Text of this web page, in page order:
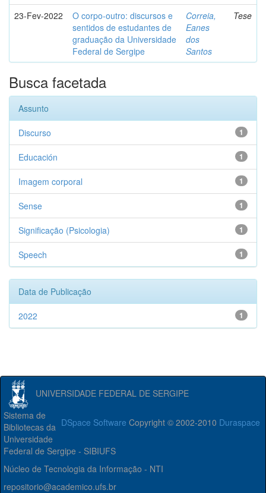
23-Fev-2022
O corpo-outro: discursos e
sentidos de estudantes de
graduação da Universidade
Federal de Sergipe
Correia,
Eanes
dos
Santos
Tese
Busca facetada
Assunto
1
Discurso
1
Educación
1
Imagem corporal
1
Sense
1
Significação (Psicologia)
1
Speech
Data de Publicação
1
2022
UNIVERSIDADE FEDERAL DE SERGIPE
DSpace Software Copyright © 2002-2010 Duraspace
Sistema de
Bibliotecas da
Universidade
Federal de Sergipe - SIBIUFS
Núcleo de Tecnologia da Informação - NTI
repositorio@academico.ufs.br